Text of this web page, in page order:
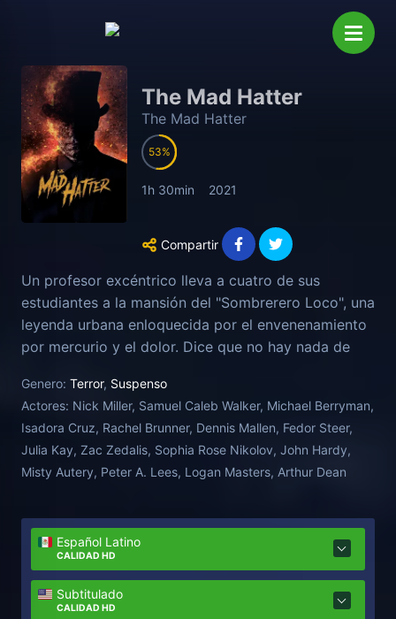
The Mad Hatter
The Mad Hatter
53
1h 30min 2021
Compartir
Un profesor excéntrico lleva a cuatro de sus
estudiantes a la mansión del "Sombrerero Loco", una
leyenda urbana enloquecida por el envenenamiento
por mercurio y el dolor. Dice que no hay nada de
"cuidadores" que rondan la casa son simplemente
sirvientes que han caído en la endogamia, y el
Sombrerero mismo ha estado muerto durante años.
Pero a medida que los estudiantes comienzan a
desaparecer uno por uno, los que quedan
profesor es verdaderamente científico ... y si el
Sombrerero no solo sucumbió a su locura, sino que
decidió difundirla ...
Genero: Terror, Suspenso
Actores: Nick Miller, Samuel Caleb Walker, Michael Berryman,
Isadora Cruz, Rachel Brunner, Dennis Mallen, Fedor Steer,
Julia Kay, Zac Zedalis, Sophia Rose Nikolov, John Hardy,
Misty Autery, Peter A. Lees, Logan Masters, Arthur Dean
Español Latino
CALIDAD HD
Subtitulado
CALIDAD HD